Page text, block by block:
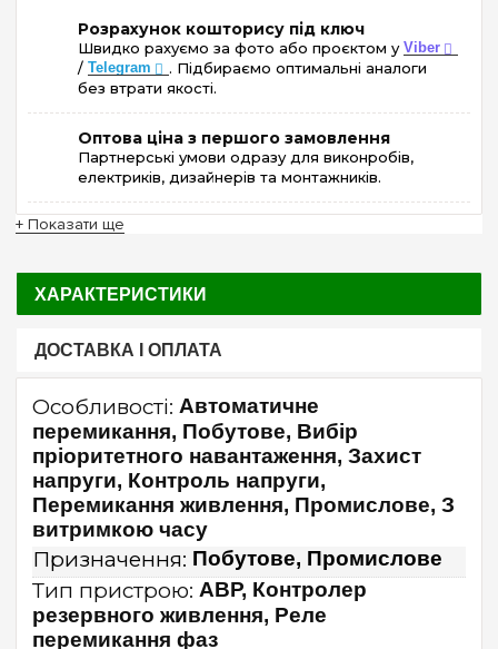
Розрахунок кошторису під ключ
Швидко рахуємо за фото або проєктом у Viber
/ Telegram
. Підбираємо оптимальні аналоги
без втрати якості.
Оптова ціна з першого замовлення
Партнерські умови одразу для виконробів,
електриків, дизайнерів та монтажників.
+ Показати ще
ХАРАКТЕРИСТИКИ
ДОСТАВКА І ОПЛАТА
Особливості: Автоматичне
перемикання, Побутове, Вибір
пріоритетного навантаження, Захист
напруги, Контроль напруги,
Перемикання живлення, Промислове, З
витримкою часу
Призначення: Побутове, Промислове
Тип пристрою: АВР, Контролер
резервного живлення, Реле
перемикання фаз